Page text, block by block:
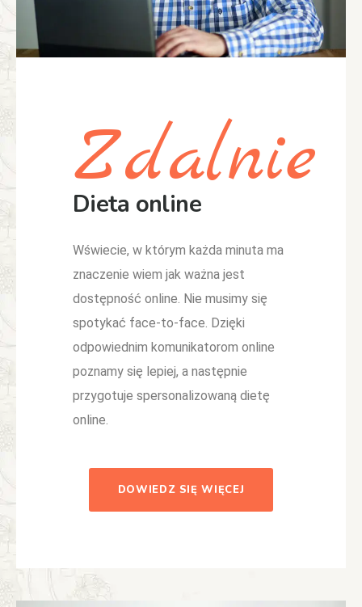
Zdalnie
Dieta online
Wświecie, w którym każda minuta ma
znaczenie wiem jak ważna jest
dostępność online. Nie musimy się
spotykać face-to-face. Dzięki
odpowiednim komunikatorom online
poznamy się lepiej, a następnie
przygotuje spersonalizowaną dietę
online.
DOWIEDZ SIĘ WIĘCEJ